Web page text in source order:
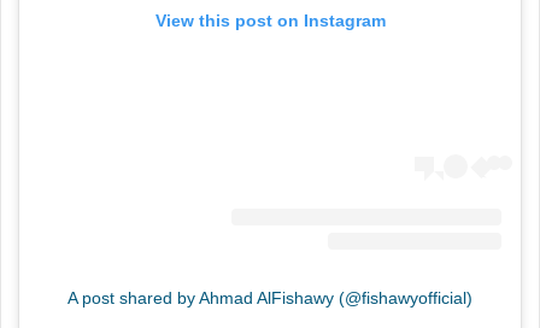
View this post on Instagram
A post shared by Ahmad AlFishawy (@fishawyofficial)